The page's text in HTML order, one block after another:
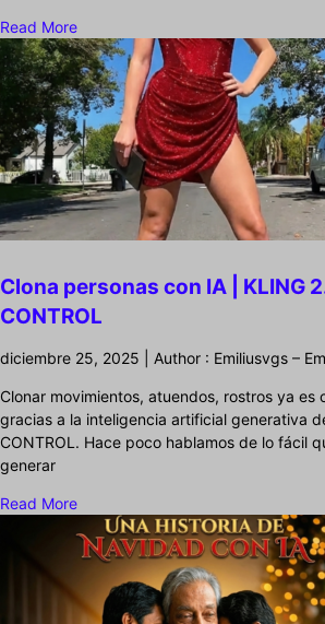
Read More
Clona personas con IA | KLING
CONTROL
diciembre 25, 2025 | Author : Emiliusvgs –
Clonar movimientos, atuendos, rostros ya es
gracias a la inteligencia artificial generativa
CONTROL. Hace poco hablamos de lo fácil
generar
Read More